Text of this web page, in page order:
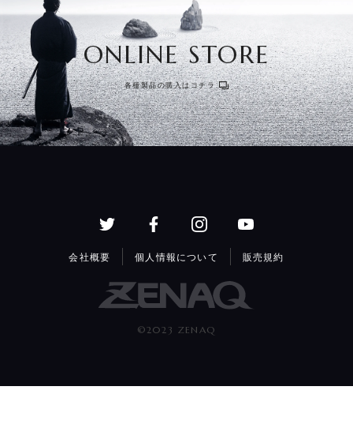
ONLINE STORE
各種製品の購入はコチラ
会社概要 個人情報について 販売規約
©2023 ZENAQ